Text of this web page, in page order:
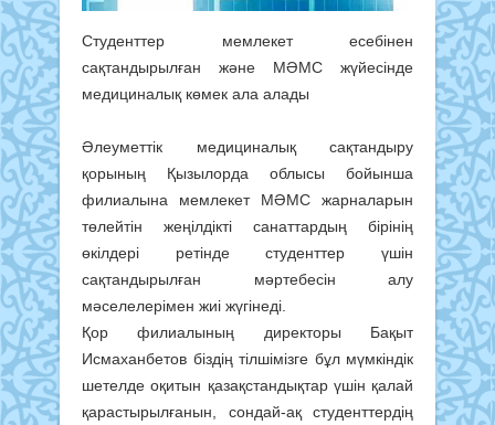
Студенттер мемлекет есебінен
сақтандырылған және МӘМС жүйесінде
медициналық көмек ала алады
Әлеуметтік медициналық сақтандыру
қорының Қызылорда облысы бойынша
филиалына мемлекет МӘМС жарналарын
төлейтін жеңілдікті санаттардың бірінің
өкілдері ретінде студенттер үшін
сақтандырылған мәртебесін алу
мәселелерімен жиі жүгінеді.
Қор филиалының директоры Бақыт
Исмаханбетов біздің тілшімізге бұл мүмкіндік
шетелде оқитын қазақстандықтар үшін қалай
қарастырылғанын, сондай-ақ студенттердің